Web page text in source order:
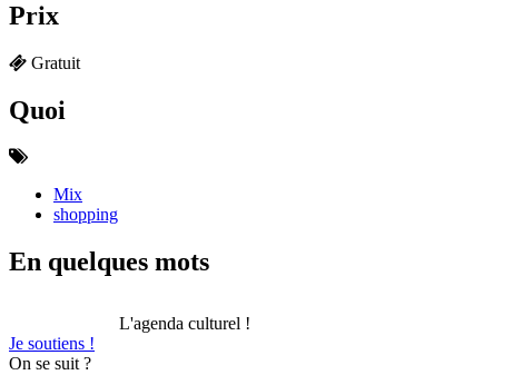
Prix
Gratuit
Quoi
Mix
shopping
En quelques mots
L'agenda culturel !
Je soutiens !
On se suit ?